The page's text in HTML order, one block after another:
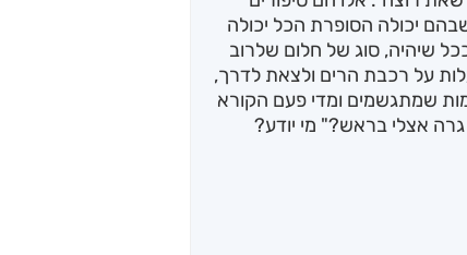
יכולה הסופרת הכל יכולה
שיהיה, סוג של חלום שלרוב
על רכבת הרים ולצאת לדרך,
שמתגשמים ומדי פעם הקורא
גרה אצלי בראש?" מי יודע?